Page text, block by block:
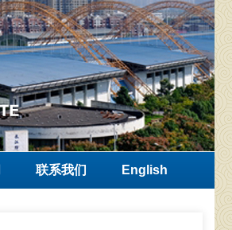
联系我们 English